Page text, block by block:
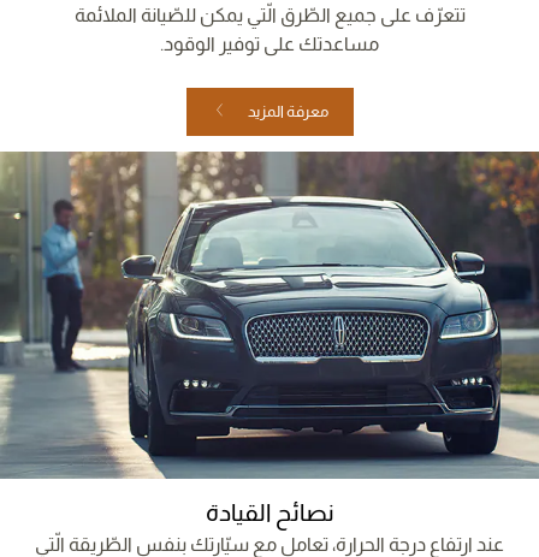
تتعرّف على جميع الطّرق الّتي يمكن للصّيانة الملائمة
مساعدتك على توفير الوقود.
معرفة المزيد
نصائح القيادة
عند ارتفاع درجة الحرارة، تعامل مع سيّارتك بنفس الطّريقة الّتي